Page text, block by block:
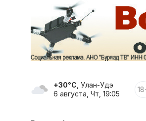
+30°C , Улан-Удэ
6 августа, Чт, 19:05